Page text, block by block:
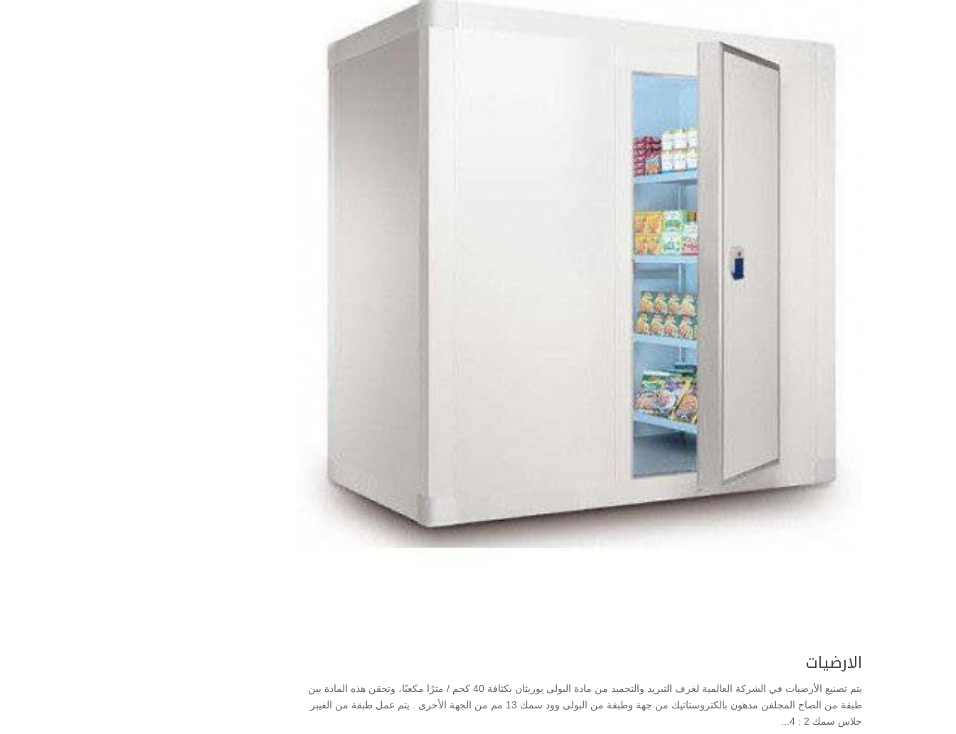
الارضيات
يتم تصنيع الأرضيات في الشركة العالمية لغرف التبريد والتجميد من مادة البولى يوريثان بكثافة 40 كجم / مترًا مكعبًا، وتحقن هذه المادة بين
طبقة من الصاج المجلفن مدهون بالكتروستاتيك من جهة وطبقة من البولى وود سمك 13 مم من الجهة الأخرى . يتم عمل طبقة من الفيبر
جلاس سمك 2 : 4...